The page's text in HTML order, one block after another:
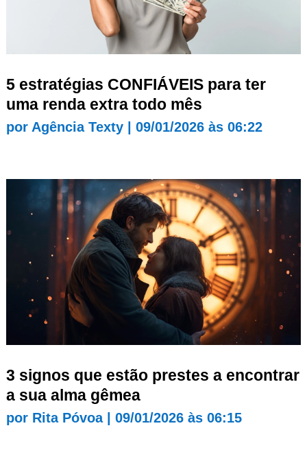
5 estratégias CONFIÁVEIS para ter
uma renda extra todo mês
por Agência Texty| 09/01/2026 às 06:22
3 signos que estão prestes a encontrar
a sua alma gêmea
por Rita Póvoa| 09/01/2026 às 06:15